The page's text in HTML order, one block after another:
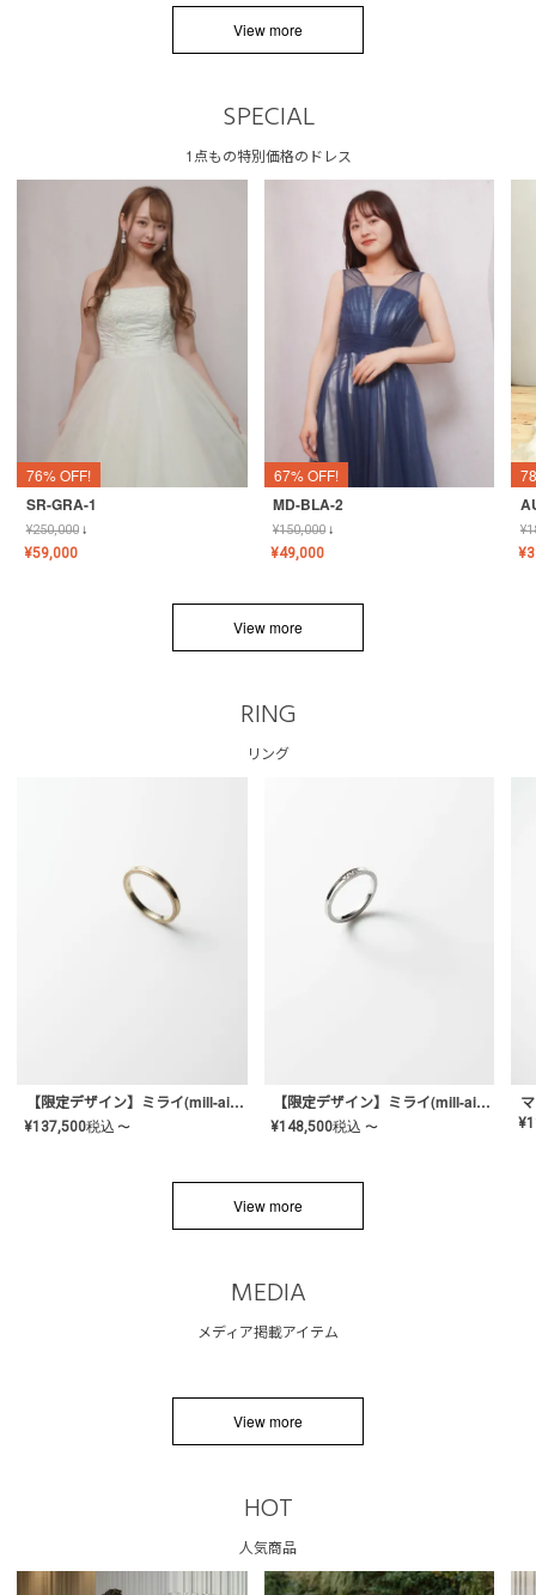
View more
SPECIAL
1点もの特別価格のドレス
76% OFF!
SR-GRA-1
¥250,000↓
¥59,000
67% OFF!
MD-BLA-2
¥150,000↓
¥49,000
¥
¥
View more
RING
リング
【限定デザイン】ミライ(mill-ai)リング
¥137,500税込 〜
【限定デザイン】ミライ(mill-ai)リング
¥148,500税込 〜 ¥
View more
MEDIA
メディア掲載アイテム
View more
HOT
人気商品